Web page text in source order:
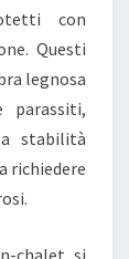
con
Questi
legnosa
parassiti,
stabilità
richiedere